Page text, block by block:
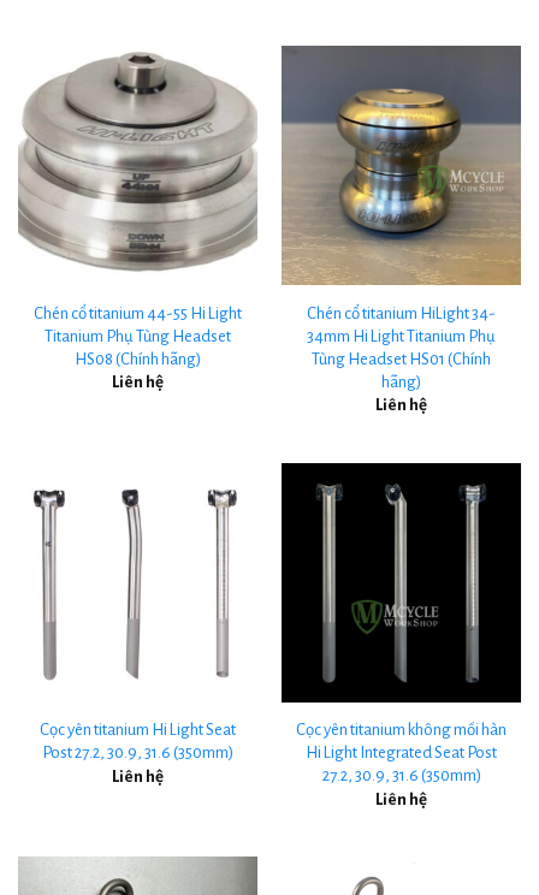
Chén cổ titanium 44-55 Hi Light
Titanium Phụ Tùng Headset
HS08 (Chính hãng)
Liên hệ
Chén cổ titanium HiLight 34-
34mm Hi Light Titanium Phụ
Tùng Headset HS01 (Chính
hãng)
Liên hệ
Cọc yên titanium Hi Light Seat
Post 27.2, 30.9, 31.6 (350mm)
Liên hệ
Cọc yên titanium không mối hàn
Hi Light Integrated Seat Post
27.2, 30.9, 31.6 (350mm)
Liên hệ